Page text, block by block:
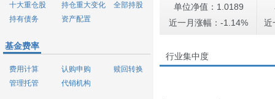
十大重仓股 持仓重大变化
全部持股
持有债务
资产配置
基金费率
费用计算 认购申购
赎回转换
管理托管
代销机构
单位净值：1.0189
近一月涨幅：-1.14%
近
行业集中度